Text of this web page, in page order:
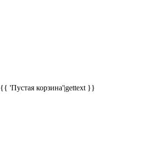
{{ 'Пустая корзина'|gettext }}